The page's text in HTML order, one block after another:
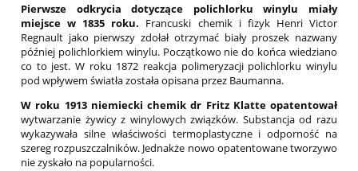
Pierwsze odkrycia dotyczące polichlorku winylu miały
miejsce w 1835 roku. Francuski chemik i fizyk Henri Victor
Regnault jako pierwszy zdołał otrzymać biały proszek nazwany
później polichlorkiem winylu. Początkowo nie do końca wiedziano
co to jest. W roku 1872 reakcja polimeryzacji polichlorku winylu
pod wpływem światła została opisana przez Baumanna.
W roku 1913 niemiecki chemik dr Fritz Klatte opatentował
wytwarzanie żywicy z winylowych związków. Substancja od razu
wykazywała silne właściwości termoplastyczne i odporność na
szereg rozpuszczalników. Jednakże nowo opatentowane tworzywo
nie zyskało na popularności.